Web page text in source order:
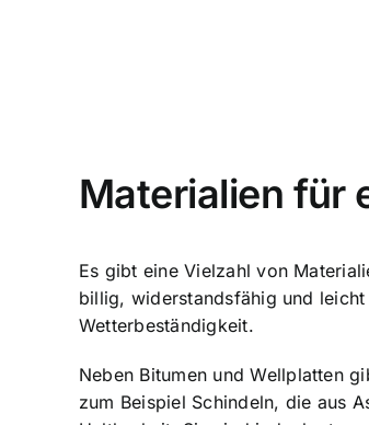
Materialien für
Es gibt eine Vielzahl von
billig, widerstandsfähig und
Wetterbeständigkeit.
Neben Bitumen und Wellplatten
zum Beispiel Schindeln, die aus